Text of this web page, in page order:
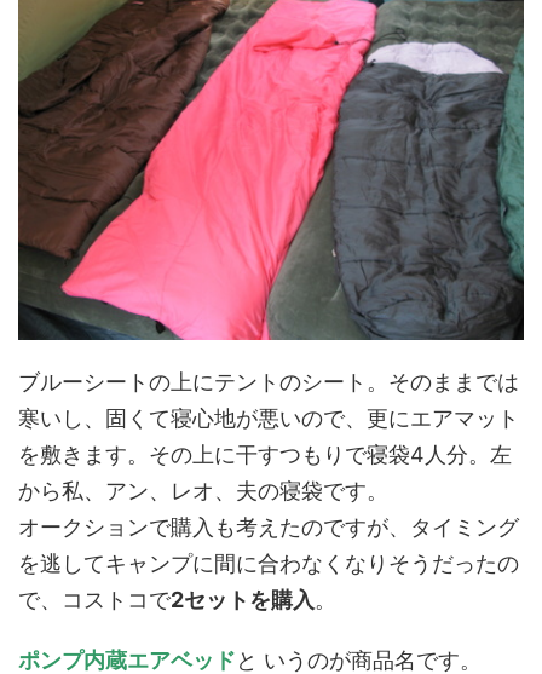
ブルーシートの上にテントのシート。そのままでは
寒いし、固くて寝心地が悪いので、更にエアマット
を敷きます。その上に干すつもりで寝袋4人分。左
から私、アン、レオ、夫の寝袋です。
オークションで購入も考えたのですが、タイミング
を逃してキャンプに間に合わなくなりそうだったの
で、コストコで2セットを購入。
ポンプ内蔵エアベッドと いうのが商品名です。